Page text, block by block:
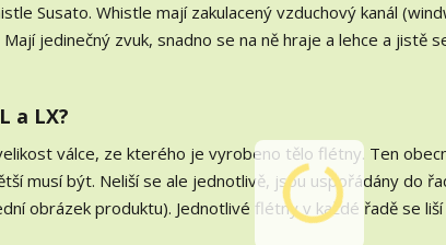
Susato. Whistle mají zakulacený vzduchový kanál
jedinečný zvuk, snadno se na ně hraje a lehce a jistě
a LX?
válce, ze kterého je vyrobeno tělo flétny. Ten
musí být. Neliší se ale jednotlivě, jsou uspořádány do
obrázek produktu). Jednotlivé flétny v každé řadě se